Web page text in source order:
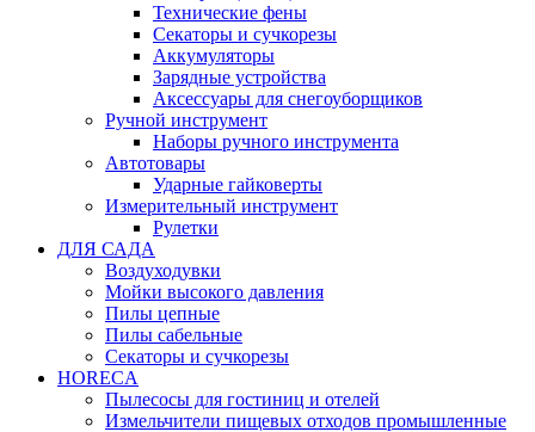
Технические фены
Секаторы и сучкорезы
Аккумуляторы
Зарядные устройства
Аксессуары для снегоуборщиков
Ручной инструмент
Наборы ручного инструмента
Автотовары
Ударные гайковерты
Измерительный инструмент
Рулетки
ДЛЯ САДА
Воздуходувки
Мойки высокого давления
Пилы цепные
Пилы сабельные
Секаторы и сучкорезы
HORECA
Пылесосы для гостиниц и отелей
Измельчители пищевых отходов промышленные